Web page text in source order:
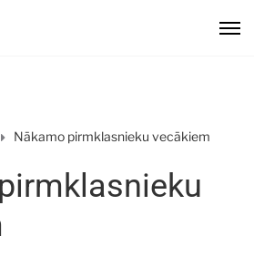
Nākamo pirmklasnieku vecākiem